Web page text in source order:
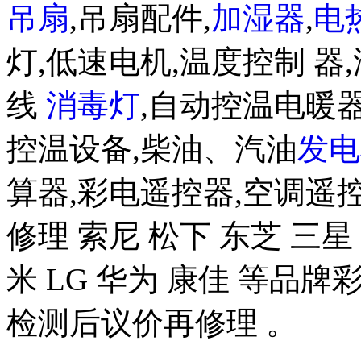
吊扇,吊扇配件,加湿器,电
灯,低速电机,温度控制 器
线 消毒灯,自动控温电暖
控温设备,柴油、汽油发
算器,彩电遥控器,空调遥
修理 索尼 松下 东芝 三
米 LG 华为 康佳 等品牌
检测后议价再修理 。